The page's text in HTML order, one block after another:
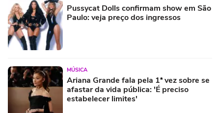
Pussycat Dolls confirmam show em São
Paulo: veja preço dos ingressos
MÚSICA
Ariana Grande fala pela 1ª vez sobre se
afastar da vida pública: 'É preciso
estabelecer limites'